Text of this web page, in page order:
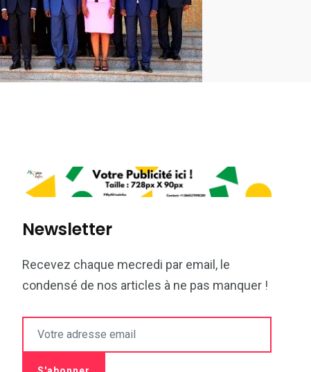
Newsletter
Recevez chaque mecredi par email, le
condensé de nos articles à ne pas manquer !